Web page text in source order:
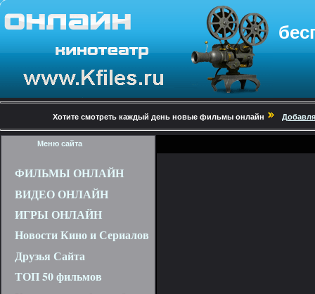
Хотите смотреть каждый день новые фильмы онлайн
Меню сайта
ФИЛЬМЫ ОНЛАЙН
ВИДЕО ОНЛАЙН
ИГРЫ ОНЛАЙН
Новости Кино и Сериалов
Друзья Сайта
ТОП 50 фильмов